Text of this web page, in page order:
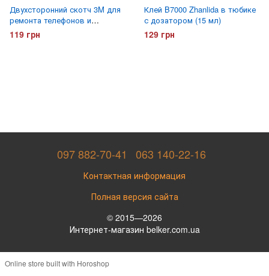
Двухсторонний скотч 3M для
ремонта телефонов и
планшетов (8мм)
119 грн
Клей B7000 Zhanlida в тюбике
с дозатором (15 мл)
129 грн
097 882-70-41 063 140-22-16
Контактная информация
Полная версия сайта
© 2015—2026
Интернет-магазин belker.com.ua
Online store built with Horoshop